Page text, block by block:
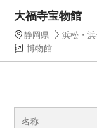
大福寺宝物館
静岡県
浜松・
博物館
名称